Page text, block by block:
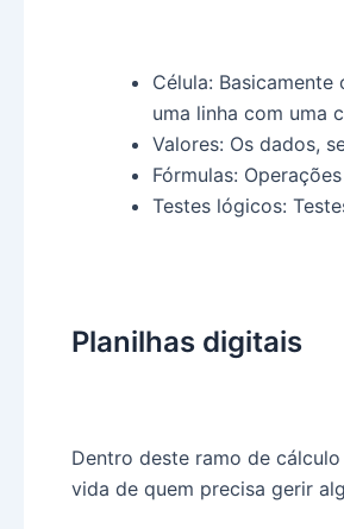
Célula:
uma linha com uma
Valores: Os dados,
Fórmulas:
Testes lógicos:
Planilhas digitais
Dentro deste ramo de
vida de quem precisa gerir